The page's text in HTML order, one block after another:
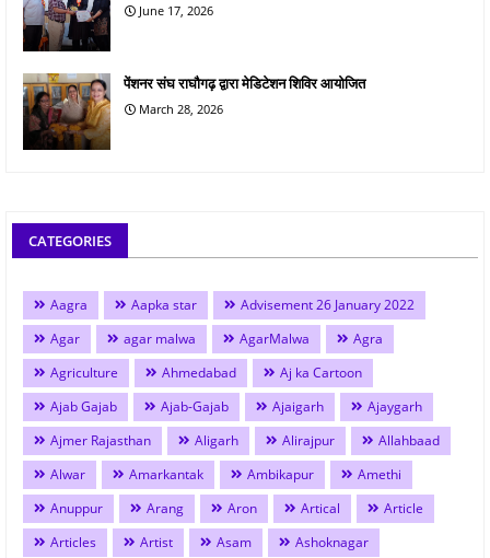
June 17, 2026
पेंशनर संघ राघौगढ़ द्वारा मेडिटेशन शिविर आयोजित
March 28, 2026
CATEGORIES
Aagra Aapka star
Advisement 26 January 2022
Agar
agar malwa AgarMalwa
Agra
Agriculture
Ahmedabad
Aj ka Cartoon
Ajab Gajab
Ajab-Gajab Ajaigarh
Ajaygarh
Ajmer Rajasthan
Aligarh Alirajpur
Allahbaad
Alwar
Amarkantak Ambikapur
Amethi
Anuppur
Arang Aron Artical
Article
Articles
Artist Asam Ashoknagar